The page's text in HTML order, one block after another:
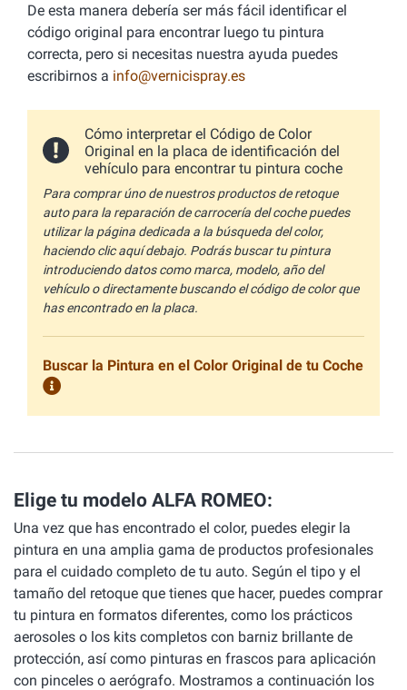
De esta manera debería ser más fácil identificar el
código original para encontrar luego tu pintura
correcta, pero si necesitas nuestra ayuda puedes
escribirnos a info@vernicispray.es
Cómo interpretar el Código de Color
Original en la placa de identificación del
vehículo para encontrar tu pintura coche
Para comprar úno de nuestros productos de retoque
auto para la reparación de carrocería del coche puedes
utilizar la página dedicada a la búsqueda del color,
haciendo clic aquí debajo. Podrás buscar tu pintura
introduciendo datos como marca, modelo, año del
vehículo o directamente buscando el código de color que
has encontrado en la placa.
Buscar la Pintura en el Color Original de tu Coche
Elige tu modelo ALFA ROMEO:
Una vez que has encontrado el color, puedes elegir la
pintura en una amplia gama de productos profesionales
para el cuidado completo de tu auto. Según el tipo y el
tamaño del retoque que tienes que hacer, puedes comprar
tu pintura en formatos diferentes, como los prácticos
aerosoles o los kits completos con barniz brillante de
protección, así como pinturas en frascos para aplicación
con pinceles o aerógrafo. Mostramos a continuación los